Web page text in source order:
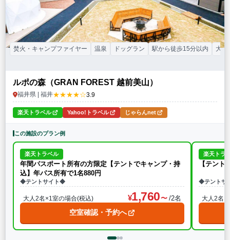
駅から送迎あり
条件をクリア この条件で再検索
ルポの森（GRAN FOREST 越前美山）
福井県 | 福井★★★★☆3.9
焚火・キャンプファイヤー 温泉 ドッグラン 駅から徒歩15分以内 大人
楽天トラベル Yahoo!トラベル じゃらんnet
この施設のプラン例
楽天トラベル
年間パスポート所有の方限定【テントでキャンプ・持
込】年パス所有で1名880円
◆テントサイト◆
大人2名×1室の場合(税込) 1,760 /2名
空室確認・予約へ
楽天トラ
【テント
◆テントサ
大人2名